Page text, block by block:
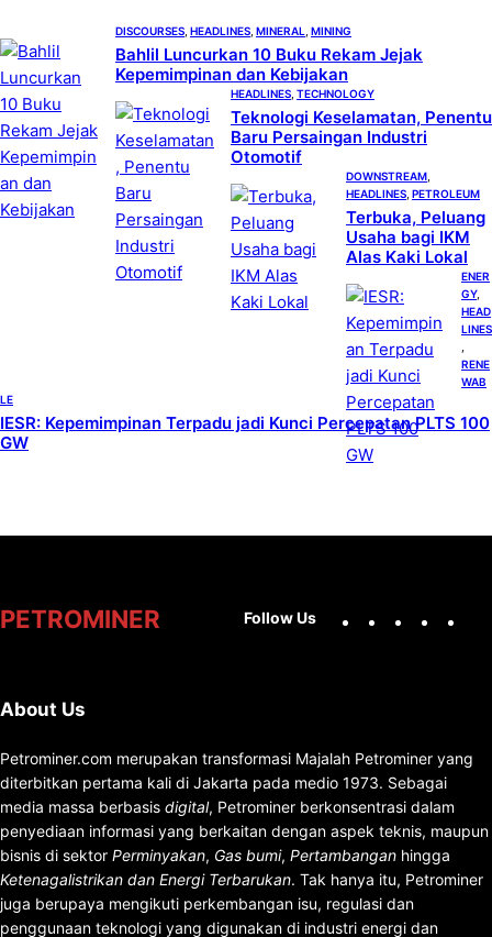
DISCOURSES HEADLINES MINERAL MINING
Bahlil Luncurkan 10 Buku Rekam Jejak
Kepemimpinan dan Kebijakan
HEADLINES TECHNOLOGY
Teknologi Keselamatan, Penentu
Baru Persaingan Industri
Otomotif
DOWNSTREAM
HEADLINES PETROLEUM
Terbuka, Peluang
Usaha bagi IKM
Alas Kaki Lokal
ENER
GY
HEAD
LINES
RENE
WAB
LE
IESR: Kepemimpinan Terpadu jadi Kunci Percepatan PLTS 100
GW
PETROMINER Follow Us
About Us
Petrominer.com merupakan transformasi Majalah Petrominer yang
diterbitkan pertama kali di Jakarta pada medio 1973. Sebagai
media massa berbasis digital, Petrominer berkonsentrasi dalam
penyediaan informasi yang berkaitan dengan aspek teknis, maupun
bisnis di sektor Perminyakan, Gas bumi, Pertambangan hingga
Ketenagalistrikan dan Energi Terbarukan. Tak hanya itu, Petrominer
juga berupaya mengikuti perkembangan isu, regulasi dan
penggunaan teknologi yang digunakan di industri energi dan